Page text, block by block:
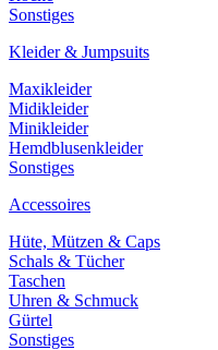
Sonstiges
Kleider & Jumpsuits
Maxikleider
Midikleider
Minikleider
Hemdblusenkleider
Sonstiges
Accessoires
Hüte, Mützen & Caps
Schals & Tücher
Taschen
Uhren & Schmuck
Gürtel
Sonstiges